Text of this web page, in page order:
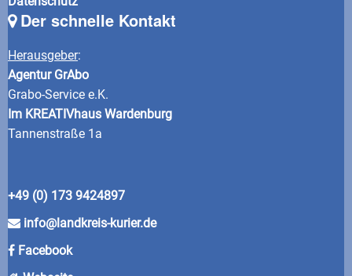
Der schnelle Kontakt
Herausgeber:
Agentur GrAbo
Grabo-Service e.K.
Im KREATIVhaus Wardenburg
Tannenstraße 1a
+49 (0) 173 9424897
info@landkreis-kurier.de
Facebook